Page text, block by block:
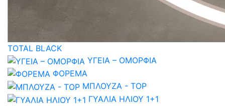
TOTAL BLACK
ΥΓΕΙΑ – ΟΜΟΡΦΙΑ
ΦΟΡΕΜΑ
ΜΠΛΟΥΖΑ - TOP
ΓΥΑΛΙΑ ΗΛΙΟΥ 1+1